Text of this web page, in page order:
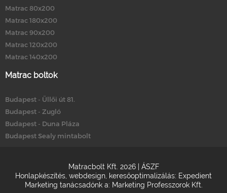
Matrac 80x200
Matrac 180x200
Matrac 90x200
Matrac 120x200
Matrac 140x200
Matrac boltok
Budapest - Üllői út 81.
Budapest - Zugló
Budapest - Duna Pláza
Budapest Sealy mintabolt
Matracbolt Kft. 2026 | ÁSZF
Honlapkészítés webdesign keresőoptimalizálás: Expedient
Marketing tanácsadónk a: Marketing Professzorok Kft.